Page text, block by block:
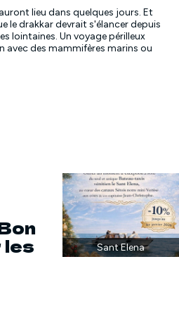
lieu dans quelques jours. Et
le drakkar devrait s'élancer depuis
lointaines. Un voyage périlleux
avec des mammifères marins ou
les Sant Elena